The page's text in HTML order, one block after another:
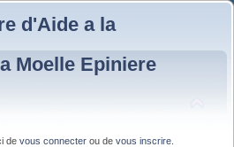
d'Aide a la
Moelle Epiniere
de vous connecter ou de vous inscrire